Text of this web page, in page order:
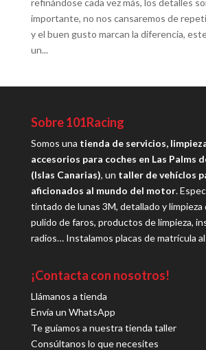
importante, no nos cansaremos de
y el buen gusto marcan la diferencia,
un...
Sobre 101Racing
Somos una tienda de servicios,
accesorios para coches en Las Palms
(Islas Canarias), un taller de vehíclos
aficionados al mundo del motor.
tintado de lunas 3M, detallado y limpieza
pulido de faros, productos de limpieza,
radios… Instalamos placas de matrícula
¡Contacta con nosotros!
Llámanos a tienda
Envía un WhatsApp
Te guiamos a nuestra tienda taller
Consúltanos lo que necesites